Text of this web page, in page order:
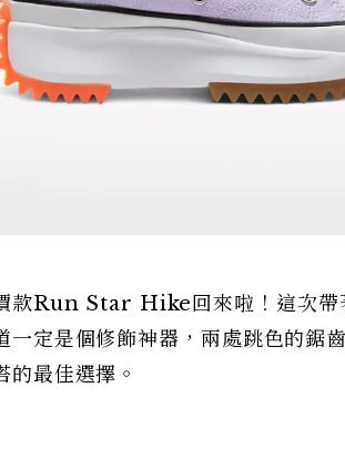
款Run Star Hike回來啦！這次帶
一定是個修飾神器，兩處跳色的鋸
的最佳選擇。